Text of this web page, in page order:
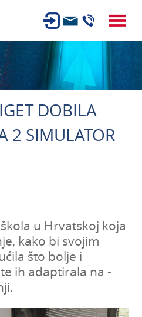
PREGLED
DOBILA
2 SIMULATOR
u Hrvatskoj koja
kako bi svojim
što bolje i
ih adaptirala na -